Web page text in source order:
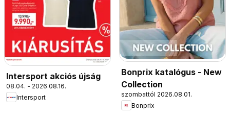
Intersport akciós újság
08.04. - 2026.08.16.
Intersport
Bonprix katalógus - New
Collection
szombattól 2026.08.01.
Bonprix